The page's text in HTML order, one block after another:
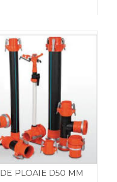
1,916.00 lei
PLOAIE D50 MM